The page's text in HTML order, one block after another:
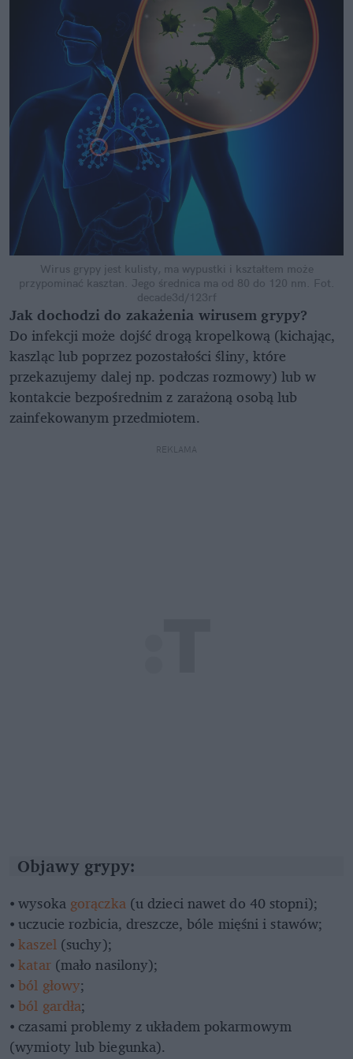
Wirus grypy jest kulisty, ma wypustki i kształtem może
przypominać kasztan. Jego średnica ma od 80 do 120 nm. Fot.
decade3d/123rf
Jak dochodzi do zakażenia wirusem grypy?
Do infekcji może dojść drogą kropelkową (kichając,
kaszląc lub poprzez pozostałości śliny, które
przekazujemy dalej np. podczas rozmowy) lub w
kontakcie bezpośrednim z zarażoną osobą lub
zainfekowanym przedmiotem.
REKLAMA
Objawy grypy:
⦁ wysoka gorączka(u dzieci nawet do 40 stopni);
⦁ uczucie rozbicia, dreszcze, bóle mięśni i stawów;
⦁kaszel(suchy);
⦁katar(mało nasilony);
⦁ból głowy;
⦁ból gardła;
⦁ czasami problemy z układem pokarmowym
(wymioty lub biegunka).